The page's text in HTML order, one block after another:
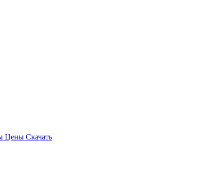
Цены Скачать